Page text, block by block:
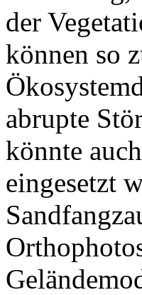
der
können so
abrupte
könnte
eingesetzt